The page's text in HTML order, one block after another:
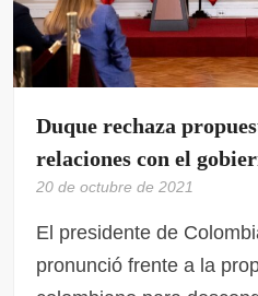
Duque rechaza
relaciones con el
20 de octubre de 2021
El presidente de
pronunció frente a la